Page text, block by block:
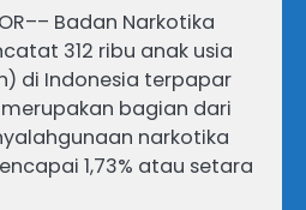
Badan Narkotika
312 ribu anak usia
di Indonesia terpapar
bagian dari
narkotika
1,73% atau setara